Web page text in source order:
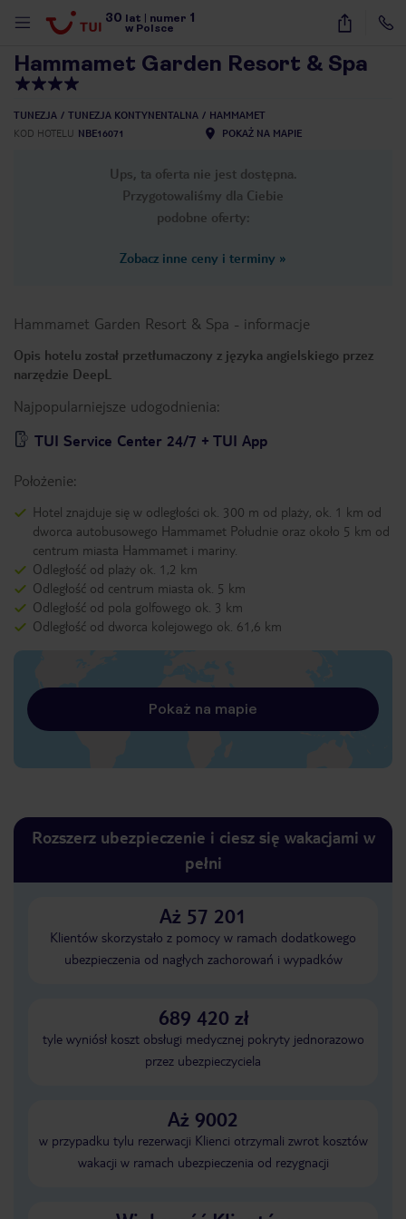
30 lat numer 1
w Polsce
49
Hammamet Garden Resort & Spa
TUNEZJA TUNEZJA KONTYNENTALNA
HAMMAMET
KOD HOTELU NBE16071 POKAŻ NA MAPIE
Ups, ta oferta nie jest dostępna.
Przygotowaliśmy dla Ciebie
podobne oferty:
Zobacz inne ceny i terminy »
Hammamet Garden Resort & Spa - informacje
Opis hotelu został przetłumaczony z języka angielskiego przez
narzędzie DeepL
Najpopularniejsze udogodnienia:
TUI Service Center 24/7 + TUI App
Położenie:
Hotel znajduje się w odległości ok. 300 m od plaży, ok. 1 km od
dworca autobusowego Hammamet Południe oraz około 5 km od
centrum miasta Hammamet i mariny.
Odległość od plaży ok. 1,2 km
Odległość od centrum miasta ok. 5 km
Odległość od pola golfowego ok. 3 km
Odległość od dworca kolejowego ok. 61,6 km
Pokaż na mapie
Rozszerz ubezpieczenie i ciesz się wakacjami w
pełni
Aż 57 201
Klientów skorzystało z pomocy w ramach dodatkowego
ubezpieczenia od nagłych zachorowań i wypadków
689 420 zł
tyle wyniósł koszt obsługi medycznej pokryty jednorazowo
przez ubezpieczyciela
Aż 9002
w przypadku tylu rezerwacji Klienci otrzymali zwrot kosztów
wakacji w ramach ubezpieczenia od rezygnacji